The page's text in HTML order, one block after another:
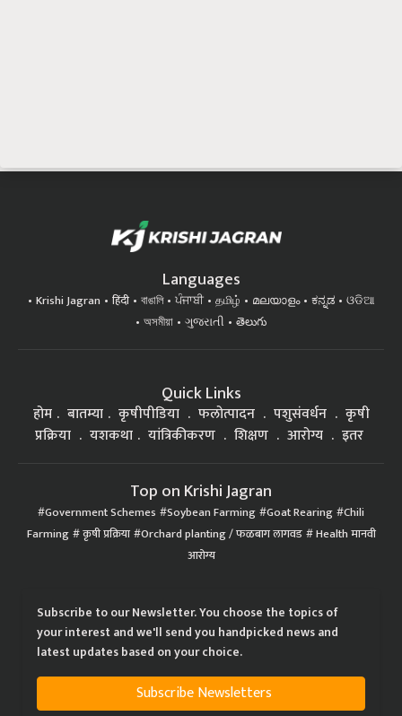
Languages
Krishi Jagran हिंदी বাঙালি ਪੰਜਾਬੀ தமிழ் മലയാളം ಕನ್ನಡ
ଓଡିଆ
অসমীয়া
ગુજરાતી తెలుగు
Quick Links
होम बातम्या कृषीपीडिया फलोत्पादन पशुसंवर्धन
कृषी
प्रक्रिया
यशकथा यांत्रिकीकरण शिक्षण आरोग्य इतर
Top on Krishi Jagran
Government Schemes Soybean Farming Goat Rearing Chili
Farming कृषी प्रक्रिया Orchard planting / फळबाग लागवड Health मानवी
आरोग्य
Subscribe to our Newsletter. You choose the topics of
your interest and we'll send you handpicked news and
latest updates based on your choice.
Subscribe Newsletters